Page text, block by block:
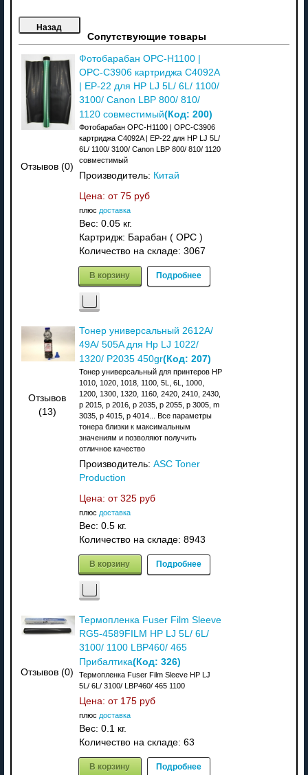
Сопутствующие товары
Отзывов (0)
Фотобарабан OPC-H1100 |
OPC-C3906 картриджа C4092A
| EP-22 для HP LJ 5L/ 6L/ 1100/
3100/ Canon LBP 800/ 810/
1120 совместимый(Код: 200)
Фотобарабан OPC-H1100 | OPC-C3906
картриджа C4092A | EP-22 для HP LJ 5L/
6L/ 1100/ 3100/ Canon LBP 800/ 810/ 1120
совместимый
Производитель: Китай
Цена: от 75 руб
плюс доставка
Вес: 0.05 кг.
Картридж: Барабан ( OPC )
Количество на складе: 3067
В корзину Подробнее
Отзывов
(13)
Тонер универсальный 2612A/
49A/ 505A для Hp LJ 1022/
1320/ P2035 450gr(Код: 207)
Тонер универсальный для принтеров HP
1010, 1020, 1018, 1100, 5L, 6L, 1000,
1200, 1300, 1320, 1160, 2420, 2410, 2430,
p 2015, p 2016, p 2035, p 2055, p 3005, m
3035, p 4015, p 4014... Все параметры
тонера близки к максимальным
значениям и позволяют получить
отличное качество
Производитель: ASC Toner
Production
Цена: от 325 руб
плюс доставка
Вес: 0.5 кг.
Количество на складе: 8943
В корзину Подробнее
Отзывов (0)
Термопленка Fuser Film Sleeve
RG5-4589FILM HP LJ 5L/ 6L/
3100/ 1100 LBP460/ 465
Прибалтика(Код: 326)
Термопленка Fuser Film Sleeve HP LJ
5L/ 6L/ 3100/ LBP460/ 465 1100
Цена: от 175 руб
плюс доставка
Вес: 0.1 кг.
Количество на складе: 63
В корзину Подробнее